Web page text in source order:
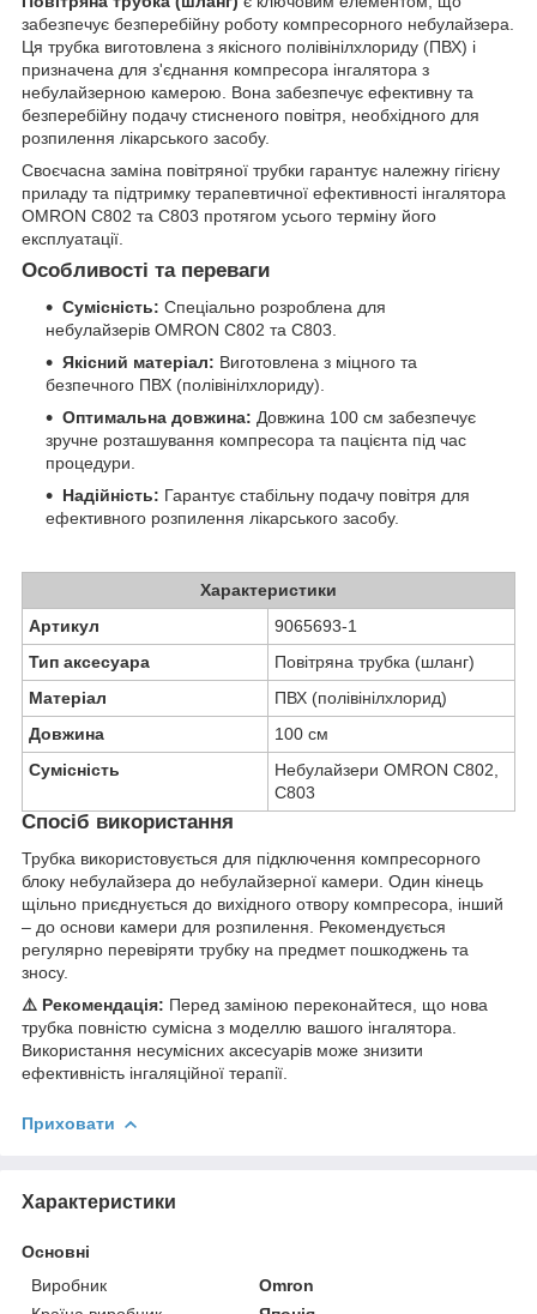
забезпечує безперебійну роботу компресорного небулайзера.
Ця трубка виготовлена з якісного полівінілхлориду (ПВХ) і
призначена для з'єднання компресора інгалятора з
небулайзерною камерою. Вона забезпечує ефективну та
безперебійну подачу стисненого повітря, необхідного для
розпилення лікарського засобу.
Своєчасна заміна повітряної трубки гарантує належну гігієну
приладу та підтримку терапевтичної ефективності інгалятора
OMRON C802 та C803 протягом усього терміну його
експлуатації.
Особливості та переваги
Сумісність: Спеціально розроблена для
небулайзерів OMRON C802 та C803.
Якісний матеріал: Виготовлена з міцного та
безпечного ПВХ (полівінілхлориду).
Оптимальна довжина: Довжина 100 см забезпечує
зручне розташування компресора та пацієнта під час
процедури.
Надійність: Гарантує стабільну подачу повітря для
ефективного розпилення лікарського засобу.
Характеристики
Артикул
9065693-1
Тип аксесуара
Повітряна трубка (шланг)
Матеріал
ПВХ (полівінілхлорид)
Довжина
100 см
Сумісність
Небулайзери OMRON C802,
C803
Спосіб використання
Трубка використовується для підключення компресорного
блоку небулайзера до небулайзерної камери. Один кінець
щільно приєднується до вихідного отвору компресора, інший
– до основи камери для розпилення. Рекомендується
регулярно перевіряти трубку на предмет пошкоджень та
зносу.
⚠️ Рекомендація: Перед заміною переконайтеся, що нова
трубка повністю сумісна з моделлю вашого інгалятора.
Використання несумісних аксесуарів може знизити
ефективність інгаляційної терапії.
Приховати
Характеристики
Основні
Виробник
Omron